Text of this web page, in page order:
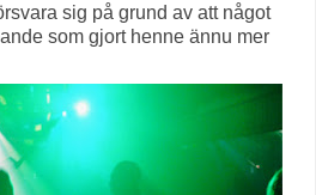
sig på grund av att något
som gjort henne ännu mer